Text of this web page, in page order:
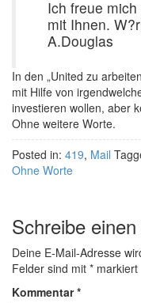
Ich freue
mit Ihnen.
A.Douglas
In den „United zu
mit Hilfe von
investieren wollen, aber
Ohne weitere Worte.
Posted in: 419, Mail
Ohne Worte
Schreibe
Deine E-Mail-Adresse
Felder sind mit * markiert
Kommentar*